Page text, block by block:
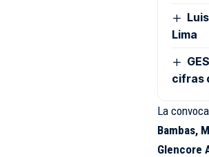
Lima
cifras
La
Bambas,
Glencore